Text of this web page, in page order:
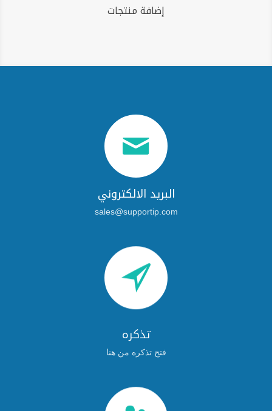
إضافة منتجات

البريد الالكتروني
sales@supportip.com

تذكره
فتح تذكره من هنا